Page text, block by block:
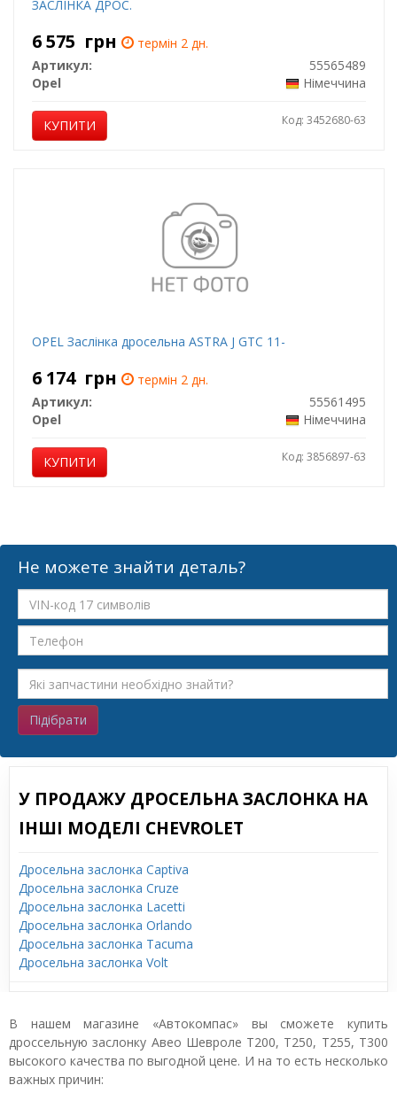
ЗАСЛІНКА ДРОС.
6 575 грн
термін 2 дн.
Артикул:
55565489
Opel
Німеччина
КУПИТИ Код: 3452680-63
OPEL Заслінка дросельна ASTRA J GTC 11-
6 174 грн
термін 2 дн.
Артикул:
55561495
Opel
Німеччина
КУПИТИ Код: 3856897-63
Не можете знайти деталь?
Підібрати
У ПРОДАЖУ ДРОСЕЛЬНА ЗАСЛОНКА НА
ІНШІ МОДЕЛІ CHEVROLET
Дросельна заслонка Captiva
Дросельна заслонка Cruze
Дросельна заслонка Lacetti
Дросельна заслонка Orlando
Дросельна заслонка Tacuma
Дросельна заслонка Volt
В нашем магазине «Автокомпас» вы сможете купить
дроссельную заслонку Авео Шевроле T200, T250, T255, T300
высокого качества по выгодной цене. И на то есть несколько
важных причин: